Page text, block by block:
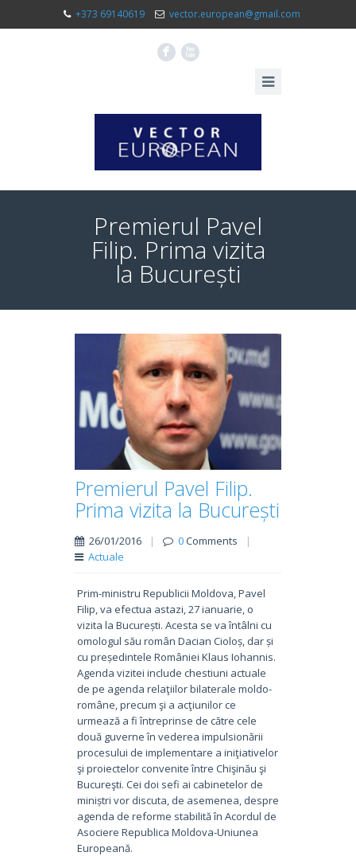
+373 69140619 vector.european@gmail.com
F X
Premierul Pavel
Filip. Prima vizita
la București
Premierul Pavel Filip.
Prima vizita la București
26/01/2016 | 0Comments
|
Actuale
Prim-ministru Republicii Moldova, Pavel
Filip, va efectua astazi, 27 ianuarie, o
vizita la București. Acesta se va întâlni cu
omologul său român Dacian Cioloș, dar și
cu președintele României Klaus Iohannis.
Agenda vizitei include chestiuni actuale
de pe agenda relaţiilor bilaterale moldo-
române, precum şi a acţiunilor ce
urmează a fi întreprinse de către cele
două guverne în vederea impulsionării
procesului de implementare a iniţiativelor
şi proiectelor convenite între Chişinău şi
Bucureşti. Cei doi sefi ai cabinetelor de
miniștri vor discuta, de asemenea, despre
agenda de reforme stabilită în Acordul de
Asociere Republica Moldova-Uniunea
Europeană.